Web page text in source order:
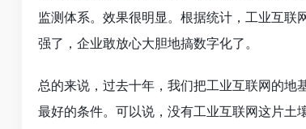
监测体系。效果很明显。根据统计，工业互
强了，企业敢放心大胆地搞数字化了。
总的来说，过去十年，我们把工业互联网的地
最好的条件。可以说，没有工业互联网这片土